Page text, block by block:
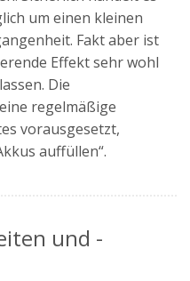
um einen kleinen
Fakt aber ist
Effekt sehr wohl
Die
regelmäßige
vorausgesetzt,
auffüllen“.
und -